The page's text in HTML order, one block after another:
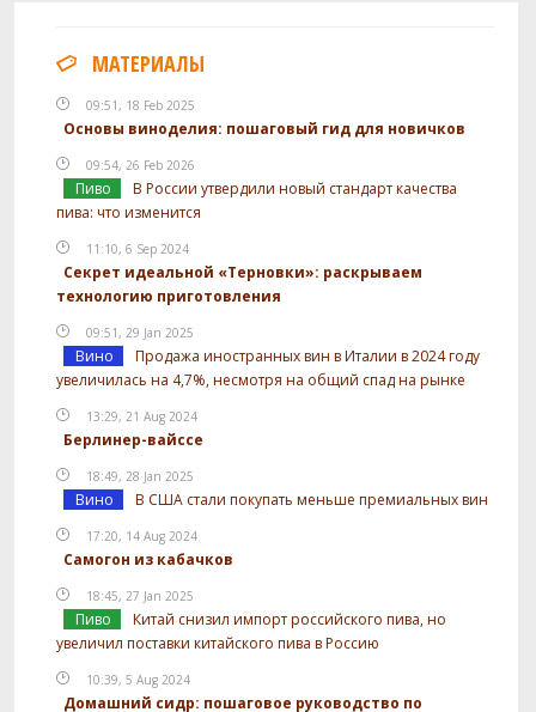
МАТЕРИАЛЫ
09:51, 18 Feb 2025
Основы виноделия: пошаговый гид для новичков
09:54, 26 Feb 2026
Пиво
В России утвердили новый стандарт качества
пива: что изменится
11:10, 6 Sep 2024
Секрет идеальной «Терновки»: раскрываем
технологию приготовления
09:51, 29 Jan 2025
Вино
Продажа иностранных вин в Италии в 2024 году
увеличилась на 4,7%, несмотря на общий спад на рынке
13:29, 21 Aug 2024
Берлинер-вайссе
18:49, 28 Jan 2025
Вино В США стали покупать меньше премиальных вин
17:20, 14 Aug 2024
Самогон из кабачков
18:45, 27 Jan 2025
Пиво
Китай снизил импорт российского пива, но
увеличил поставки китайского пива в Россию
10:39, 5 Aug 2024
Домашний сидр: пошаговое руководство по